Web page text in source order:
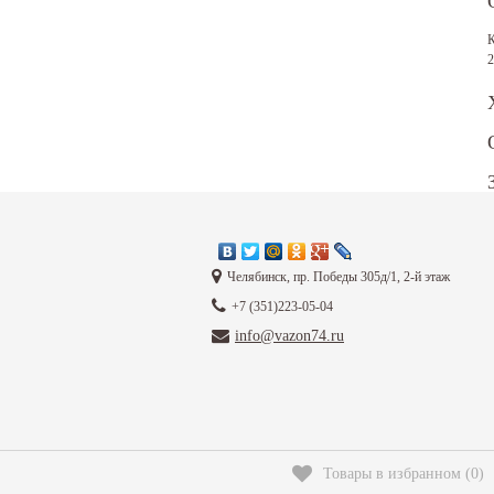
Челябинск, пр. Победы 305д/1, 2-й этаж
+7 (351)223-05-04
info@vazon74.ru
Товары в избранном (0)